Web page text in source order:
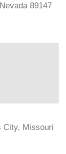
89147
City, Missouri